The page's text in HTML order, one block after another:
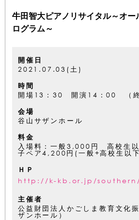
牛田智大ピアノリサイタル～オー
ログラム～
開催日
2021.07.03(土)
時間
開場13：30 開演14：00 （終
会場
谷山サザンホール
料金
入場料：一般3,000円 高校生
子ペア4,200円(一般+高校生以下
ＨＰ
http://k-kb.or.jp/
主催者
公益財団法人かごしま教育文化
ザンホール）